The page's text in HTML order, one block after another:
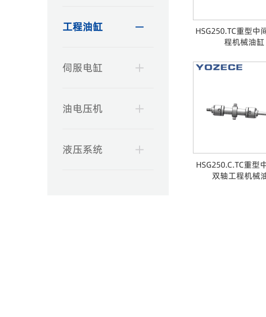
HSG250.TC重型中
程机械油缸
HSG250.C.TC重型
双轴工程机械
工程油缸
伺服电缸
油电压机
液压系统